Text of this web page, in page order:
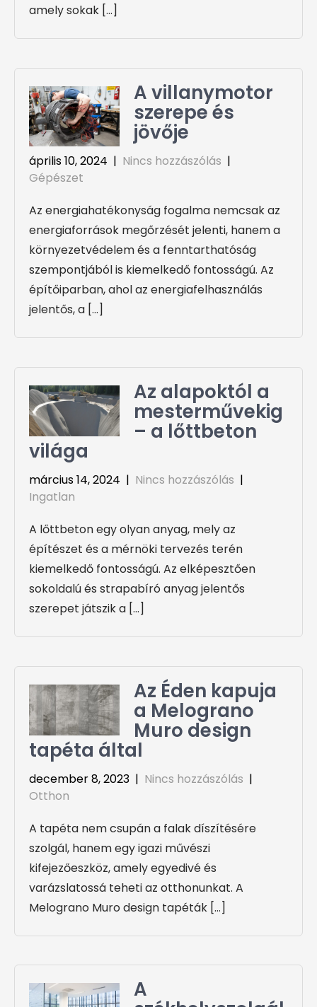
amely sokak […]
A villanymotor
szerepe és
jövője
április 10, 2024 | Nincs hozzászólás |
Gépészet
Az energiahatékonyság fogalma nemcsak az
energiaforrások megőrzését jelenti, hanem a
környezetvédelem és a fenntarthatóság
szempontjából is kiemelkedő fontosságú. Az
építőiparban, ahol az energiafelhasználás
jelentős, a […]
Az alapoktól a
mesterművekig
– a lőttbeton
világa
március 14, 2024 | Nincs hozzászólás |
Ingatlan
A lőttbeton egy olyan anyag, mely az
építészet és a mérnöki tervezés terén
kiemelkedő fontosságú. Az elképesztően
sokoldalú és strapabíró anyag jelentős
szerepet játszik a […]
Az Éden kapuja
a Melograno
Muro design
tapéta által
december 8, 2023 | Nincs hozzászólás |
Otthon
A tapéta nem csupán a falak díszítésére
szolgál, hanem egy igazi művészi
kifejezőeszköz, amely egyedivé és
varázslatossá teheti az otthonunkat. A
Melograno Muro design tapéták […]
A